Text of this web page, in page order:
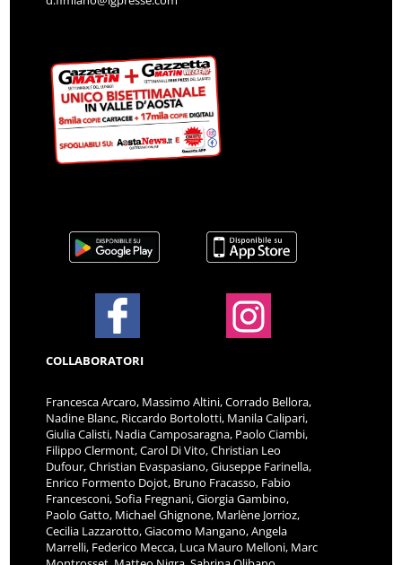
COLLABORATORI
Francesca Arcaro, Massimo Altini, Corrado Bellora,
Nadine Blanc, Riccardo Bortolotti, Manila Calipari,
Giulia Calisti, Nadia Camposaragna, Paolo Ciambi,
Filippo Clermont, Carol Di Vito, Christian Leo
Dufour, Christian Evaspasiano, Giuseppe Farinella,
Enrico Formento Dojot, Bruno Fracasso, Fabio
Francesconi, Sofia Fregnani, Giorgia Gambino,
Paolo Gatto, Michael Ghignone, Marlène Jorrioz,
Cecilia Lazzarotto, Giacomo Mangano, Angela
Marrelli, Federico Mecca, Luca Mauro Melloni, Marc